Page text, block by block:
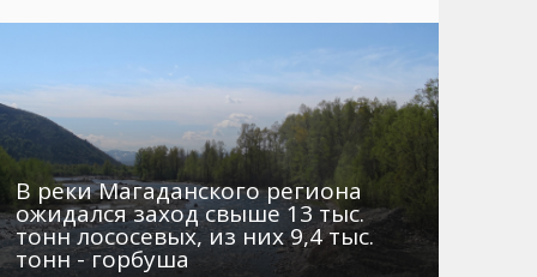
Автобусы Магадан – Аэропорт
Таблица приливов отливов
Не мусорить
Браконьеры
В реки Магаданского региона
ожидался заход свыше 13 тыс.
тонн лососевых, из них 9,4 тыс.
тонн - горбуша